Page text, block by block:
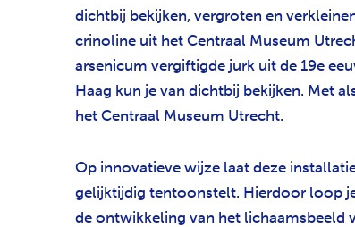
dichtbij bekijken, vergroten en
crinoline uit het Centraal Museum
arsenicum vergiftigde jurk uit de 19e
Haag kun je van dichtbij bekijken. Met
het Centraal Museum Utrecht.
Op innovatieve wijze laat deze
gelijktijdig tentoonstelt. Hierdoor loop
de ontwikkeling van het lichaamsbeeld